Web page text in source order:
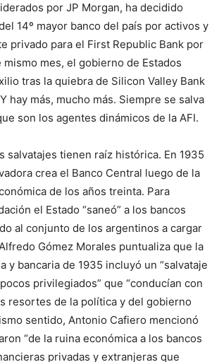
por JP Morgan, ha decidido
14º mayor banco del país por activos y
privado para el First Republic Bank por
mismo mes, el gobierno de Estados
tras la quiebra de Silicon Valley Bank
hay más, mucho más. Siempre se salva
son los agentes dinámicos de la AFI.
salvatajes tienen raíz histórica. En 1935
crea el Banco Central luego de la
de los años treinta. Para
el Estado “saneó” a los bancos
al conjunto de los argentinos a cargar
Gómez Morales puntualiza que la
y bancaria de 1935 incluyó un “salvataje
privilegiados” que “conducían con
resortes de la política y del gobierno
sentido, Antonio Cafiero mencionó
“de la ruina económica a los bancos
privadas y extranjeras que